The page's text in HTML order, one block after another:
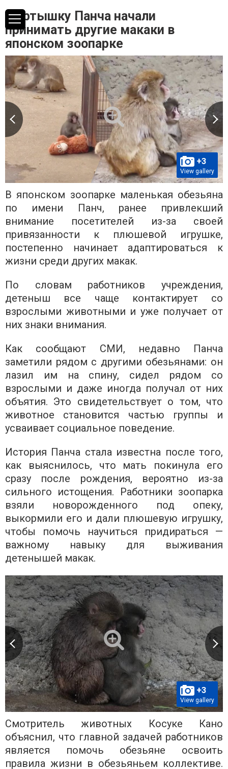
Мартышку Панча начали
принимать другие макаки в
японском зоопарке
+3
View gallery
В японском зоопарке маленькая обезьяна
по имени Панч, ранее привлекший
внимание посетителей из-за своей
привязанности к плюшевой игрушке,
постепенно начинает адаптироваться к
жизни среди других макак.
По словам работников учреждения,
детеныш все чаще контактирует со
взрослыми животными и уже получает от
них знаки внимания.
Как сообщают СМИ, недавно Панча
заметили рядом с другими обезьянами: он
лазил им на спину, сидел рядом со
взрослыми и даже иногда получал от них
объятия. Это свидетельствует о том, что
животное становится частью группы и
усваивает социальное поведение.
История Панча стала известна после того,
как выяснилось, что мать покинула его
сразу после рождения, вероятно из-за
сильного истощения. Работники зоопарка
взяли новорожденного под опеку,
выкормили его и дали плюшевую игрушку,
чтобы помочь научиться придираться —
важному навыку для выживания
детенышей макак.
+3
View gallery
Смотритель животных Косуке Кано
объяснил, что главной задачей работников
является помочь обезьяне освоить
правила жизни в обезьяньем коллективе.